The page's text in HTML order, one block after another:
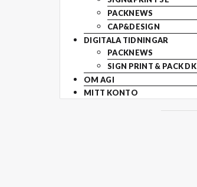
PACKNEWS
CAP&DESIGN
DIGITALA TIDNINGAR
PACKNEWS
SIGN PRINT & PACK DK
OM AGI
MITT KONTO